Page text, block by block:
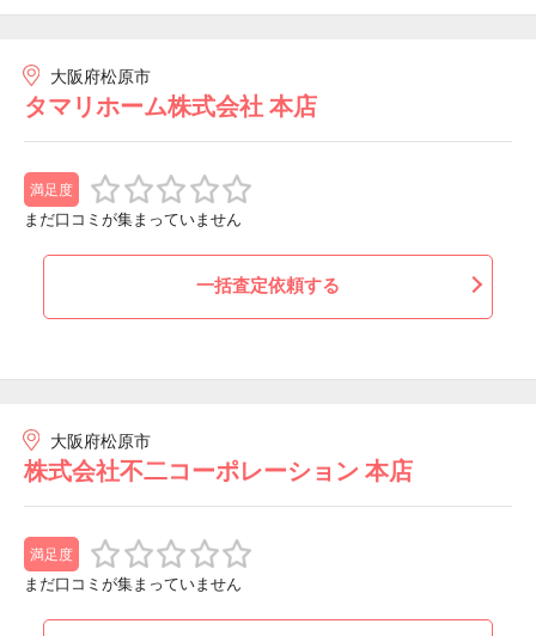
大阪府松原市
タマリホーム株式会社 本店
満足度
まだ口コミが集まっていません
一括査定依頼する
大阪府松原市
株式会社不二コーポレーション 本店
満足度
まだ口コミが集まっていません